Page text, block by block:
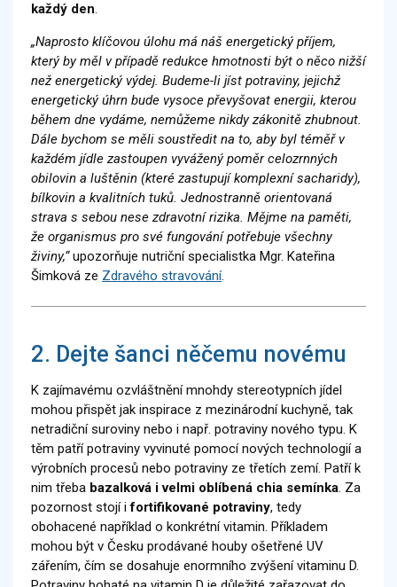
každý den.
„Naprosto klíčovou úlohu má náš energetický příjem,
který by měl v případě redukce hmotnosti být o něco nižší
než energetický výdej. Budeme-li jíst potraviny, jejichž
energetický úhrn bude vysoce převyšovat energii, kterou
během dne vydáme, nemůžeme nikdy zákonitě zhubnout.
Dále bychom se měli soustředit na to, aby byl téměř v
každém jídle zastoupen vyvážený poměr celozrnných
obilovin a luštěnin (které zastupují komplexní sacharidy),
bílkovin a kvalitních tuků. Jednostranně orientovaná
strava s sebou nese zdravotní rizika. Mějme na paměti,
že organismus pro své fungování potřebuje všechny
živiny,“upozorňuje nutriční specialistka Mgr. Kateřina
Šimková ze Zdravého stravování.
2. Dejte šanci něčemu novému
K zajímavému ozvláštnění mnohdy stereotypních jídel
mohou přispět jak inspirace z mezinárodní kuchyně, tak
netradiční suroviny nebo i např. potraviny nového typu. K
těm patří potraviny vyvinuté pomocí nových technologií a
výrobních procesů nebo potraviny ze třetích zemí. Patří k
nim třeba bazalková i velmi oblíbená chia semínka. Za
pozornost stojí ifortifikované potraviny, tedy
obohacené například o konkrétní vitamin. Příkladem
mohou být v Česku prodávané houby ošetřené UV
zářením, čím se dosahuje enormního zvýšení vitaminu D.